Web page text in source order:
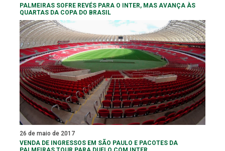
PALMEIRAS SOFRE REVÉS PARA O INTER, MAS AVANÇA ÀS
QUARTAS DA COPA DO BRASIL
26 de maio de 2017
VENDA DE INGRESSOS EM SÃO PAULO E PACOTES DA